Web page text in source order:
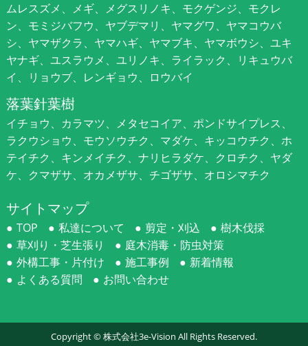
ムレスズメ、メギ、メグスリノキ、モクゲンジ、モクレ
ン、モミジバフウ、ヤブデマリ、ヤマグワ、ヤマコウバ
シ、ヤマザクラ、ヤマハギ、ヤマブキ、ヤマボウシ、ユキ
ヤナギ、ユスラウメ、ユリノキ、ライラック、リキュウバ
イ、リョウブ、レンギョウ、ロウバイ
落葉針葉樹
イチョウ、カラマツ、メタセコイア、ポンドサイプレス、
ラクウショウ、モウソウチク、マダケ、キッコウチク、ホ
テイチク、キンメイチク、ナリヒラダケ、クロチク、ヤダ
ケ、クマザサ、オカメザサ、チゴザサ、オロシマチク
サイトマップ
TOP 私達について 剪定・刈込
樹木伐採
草刈り・芝生張り
庭木消毒・防虫対策
外構工事・片付け
施工事例
新着情報
よくある質問
お問い合わせ
Copyright ©株式会社3e-Vision All Rights Reserved.